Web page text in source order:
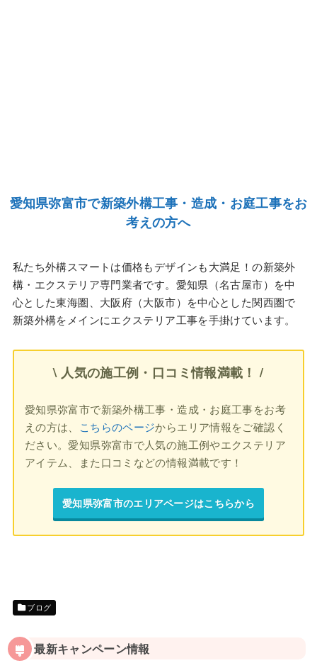
愛知県弥富市で新築外構工事・造成・お庭工事をお
考えの方へ
私たち外構スマートは価格もデザインも大満足！の新築外
構・エクステリア専門業者です。愛知県（名古屋市）を中
心とした東海圏、大阪府（大阪市）を中心とした関西圏で
新築外構をメインにエクステリア工事を手掛けています。
\ 人気の施工例・口コミ情報満載！ /
愛知県弥富市で新築外構工事・造成・お庭工事をお考
えの方は、
こちらのページからエリア情報をご確認く
ださい。愛知県弥富市で人気の施工例やエクステリア
アイテム、また口コミなどの情報満載です！
愛知県弥富市のエリアページはこちらから
ブログ
最新キャンペーン情報